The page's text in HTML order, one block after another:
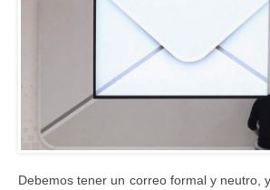
Debemos tener un correo formal y neutro,